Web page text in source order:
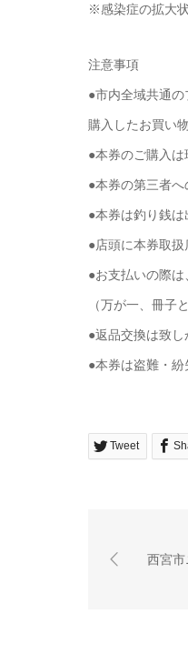
※感染症の拡大
注意事項
●市内全域共通の
購入したお買い
●本券のご購入は
●本券の第三者へ
●本券は釣り銭は
●店頭に本券取
●お支払いの際は
（万が一、冊子
●返品交換は致し
●本券は盗難・
Tweet
西宮